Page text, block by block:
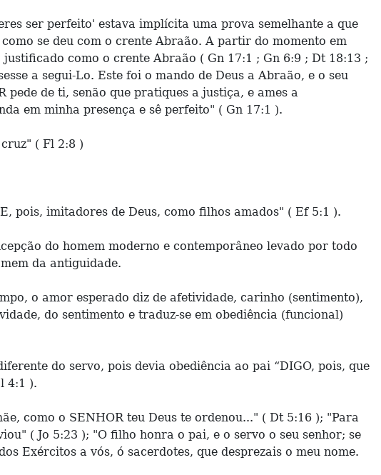
ser perfeito' estava implícita uma prova semelhante a que
se deu com o crente Abraão. A partir do momento em
como o crente Abraão ( Gn 17:1 ; Gn 6:9 ; Dt 18:13 ;
a segui-Lo. Este foi o mando de Deus a Abraão, e o seu
de ti, senão que pratiques a justiça, e ames a
em minha presença e sê perfeito" ( Gn 17:1 ).
( Fl 2:8 )
pois, imitadores de Deus, como filhos amados" ( Ef 5:1 ).
do homem moderno e contemporâneo levado por todo
da antiguidade.
o amor esperado diz de afetividade, carinho (sentimento),
do sentimento e traduz-se em obediência (funcional)
do servo, pois devia obediência ao pai “DIGO, pois, que
4:1 ).
como o SENHOR teu Deus te ordenou..." ( Dt 5:16 ); "Para
( Jo 5:23 ); "O filho honra o pai, e o servo o seu senhor; se
Exércitos a vós, ó sacerdotes, que desprezais o meu nome.